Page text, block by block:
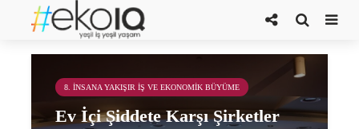
Business Against Domestic Violence
8. İNSANA YAKIŞIR İŞ VE EKONOMIK BÜYÜME
Ev İçi Şiddete Karşı Şirketler